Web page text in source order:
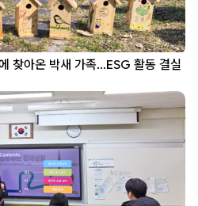
찾아온 박새 가족…ESG 활동 결실